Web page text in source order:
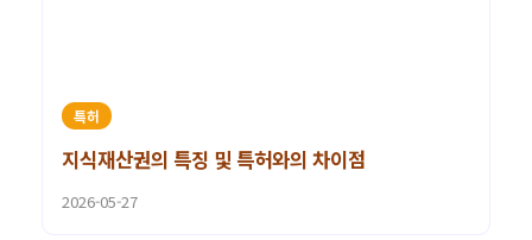
특허
지식재산권의 특징 및 특허와의 차이점
2026-05-27